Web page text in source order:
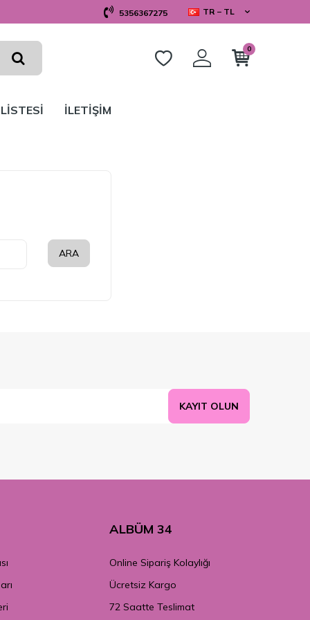
5356367275 TR − TL
0
İLETİŞİM
ARA
KAYIT OLUN
ALBÜM 34
Online Sipariş Kolaylığı
Ücretsiz Kargo
72 Saatte Teslimat